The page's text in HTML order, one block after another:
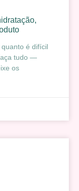
é difícil
tudo —
os